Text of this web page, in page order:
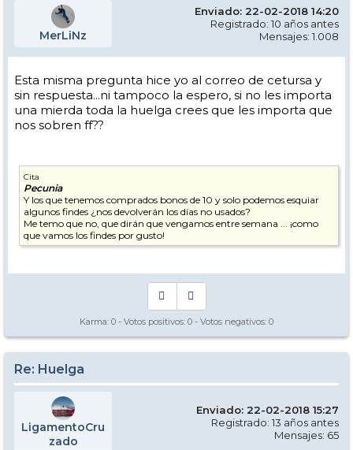
MerLiNz
Enviado: 22-02-2018 14:20
Registrado: 10 años antes
Mensajes: 1.008
Esta misma pregunta hice yo al correo de cetursa y
sin respuesta...ni tampoco la espero, si no les importa
una mierda toda la huelga crees que les importa que
nos sobren ff??
Cita
Pecunia
Y los que tenemos comprados bonos de 10 y solo podemos esquiar
algunos findes ¿nos devolverán los días no usados?
Me temo que no, que dirán que vengamos entre semana ... ¡como
que vamos los findes por gusto!
Karma: 0 - Votos positivos: 0 - Votos negativos: 0
Re: Huelga
LigamentoCru
zado
Enviado: 22-02-2018 15:27
Registrado: 13 años antes
Mensajes: 65